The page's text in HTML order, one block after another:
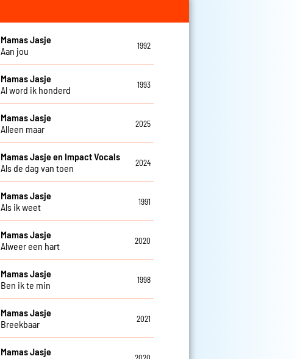
Mamas Jasje
Aan jou
1992
Mamas Jasje
Al word ik honderd
1993
Mamas Jasje
Alleen maar
2025
Mamas Jasje en Impact Vocals
Als de dag van toen
2024
Mamas Jasje
Als ik weet
1991
Mamas Jasje
Alweer een hart
2020
Mamas Jasje
Ben ik te min
1998
Mamas Jasje
Breekbaar
2021
Mamas Jasje